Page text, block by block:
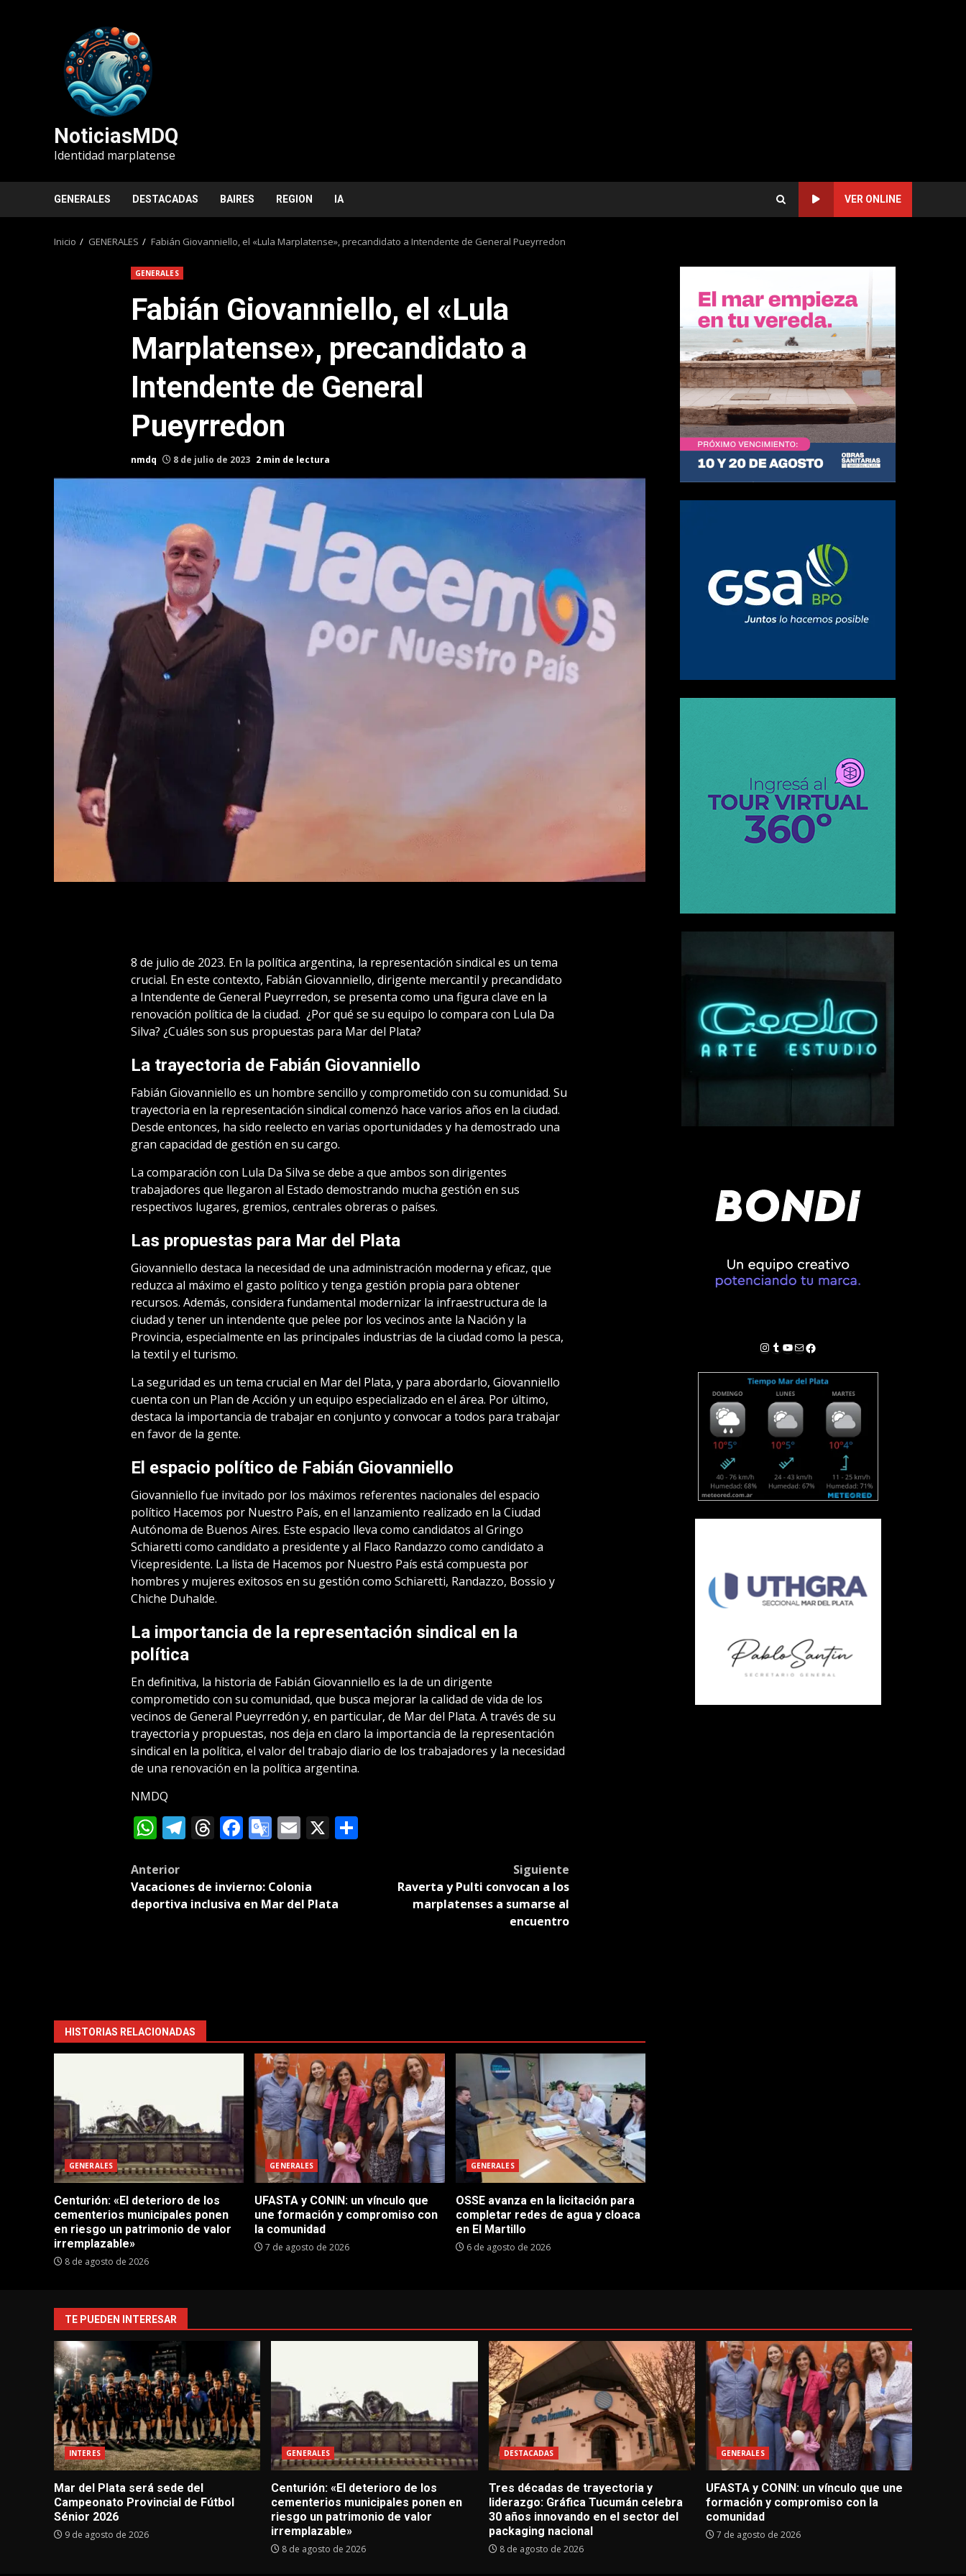
NoticiasMDQ
Identidad marplatense
GENERALES DESTACADAS BAIRES REGION IA VER ONLINE
Inicio GENERALES Fabián Giovanniello, el «Lula Marplatense», precandidato a Intendente de General Pueyrredon
GENERALES
Fabián Giovanniello, el «Lula
Marplatense», precandidato a
Intendente de General
Pueyrredon
nmdq 8 de julio de 2023 2 min de lectura
8 de julio de 2023. En la política argentina, la representación sindical es un tema
crucial. En este contexto, Fabián Giovanniello, dirigente mercantil y precandidato
a Intendente de General Pueyrredon, se presenta como una figura clave en la
renovación política de la ciudad. ¿Por qué se su equipo lo compara con Lula Da
Silva? ¿Cuáles son sus propuestas para Mar del Plata?
La trayectoria de Fabián Giovanniello
Fabián Giovanniello es un hombre sencillo y comprometido con su comunidad. Su
trayectoria en la representación sindical comenzó hace varios años en la ciudad.
Desde entonces, ha sido reelecto en varias oportunidades y ha demostrado una
gran capacidad de gestión en su cargo.
La comparación con Lula Da Silva se debe a que ambos son dirigentes
trabajadores que llegaron al Estado demostrando mucha gestión en sus
respectivos lugares, gremios, centrales obreras o países.
Las propuestas para Mar del Plata
Giovanniello destaca la necesidad de una administración moderna y eficaz, que
reduzca al máximo el gasto político y tenga gestión propia para obtener
recursos. Además, considera fundamental modernizar la infraestructura de la
ciudad y tener un intendente que pelee por los vecinos ante la Nación y la
Provincia, especialmente en las principales industrias de la ciudad como la pesca,
la textil y el turismo.
La seguridad es un tema crucial en Mar del Plata, y para abordarlo, Giovanniello
cuenta con un Plan de Acción y un equipo especializado en el área. Por último,
destaca la importancia de trabajar en conjunto y convocar a todos para trabajar
en favor de la gente.
El espacio político de Fabián Giovanniello
Giovanniello fue invitado por los máximos referentes nacionales del espacio
político Hacemos por Nuestro País, en el lanzamiento realizado en la Ciudad
Autónoma de Buenos Aires. Este espacio lleva como candidatos al Gringo
Schiaretti como candidato a presidente y al Flaco Randazzo como candidato a
Vicepresidente. La lista de Hacemos por Nuestro País está compuesta por
hombres y mujeres exitosos en su gestión como Schiaretti, Randazzo, Bossio y
Chiche Duhalde.
La importancia de la representación sindical en la
política
En definitiva, la historia de Fabián Giovanniello es la de un dirigente
comprometido con su comunidad, que busca mejorar la calidad de vida de los
vecinos de General Pueyrredón y, en particular, de Mar del Plata. A través de su
trayectoria y propuestas, nos deja en claro la importancia de la representación
sindical en la política, el valor del trabajo diario de los trabajadores y la necesidad
de una renovación en la política argentina.
NMDQ
WhatsApp
Telegram
Threads
Facebook
Google
Email
X Compartir
Post
navigation
Anterior
Vacaciones de invierno: Colonia
deportiva inclusiva en Mar del Plata
Siguiente
Raverta y Pulti convocan a los
marplatenses a sumarse al
encuentro
HISTORIAS RELACIONADAS
GENERALES
Centurión: «El deterioro de los
cementerios municipales ponen
en riesgo un patrimonio de valor
irremplazable»
8 de agosto de 2026
GENERALES
UFASTA y CONIN: un vínculo que
une formación y compromiso con
la comunidad
7 de agosto de 2026
GENERALES
OSSE avanza en la licitación para
completar redes de agua y cloaca
en El Martillo
6 de agosto de 2026
Instagram
Tumblr
YouTube
Correo electrónico
Facebook
TE PUEDEN INTERESAR
INTERES
Mar del Plata será sede del
Campeonato Provincial de Fútbol
Sénior 2026
9 de agosto de 2026
GENERALES
Centurión: «El deterioro de los
cementerios municipales ponen en
riesgo un patrimonio de valor
irremplazable»
8 de agosto de 2026
DESTACADAS
Tres décadas de trayectoria y
liderazgo: Gráfica Tucumán celebra
30 años innovando en el sector del
packaging nacional
8 de agosto de 2026
GENERALES
UFASTA y CONIN: un vínculo que une
formación y compromiso con la
comunidad
7 de agosto de 2026